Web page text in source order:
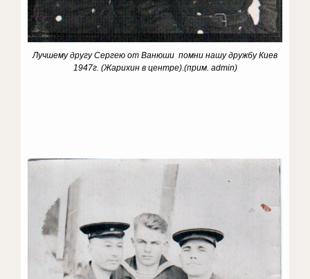
Лучшему другу Сергею от Ванюши помни нашу дружбу Киев
1947г. (Жарихин в центре).(прим. admin)